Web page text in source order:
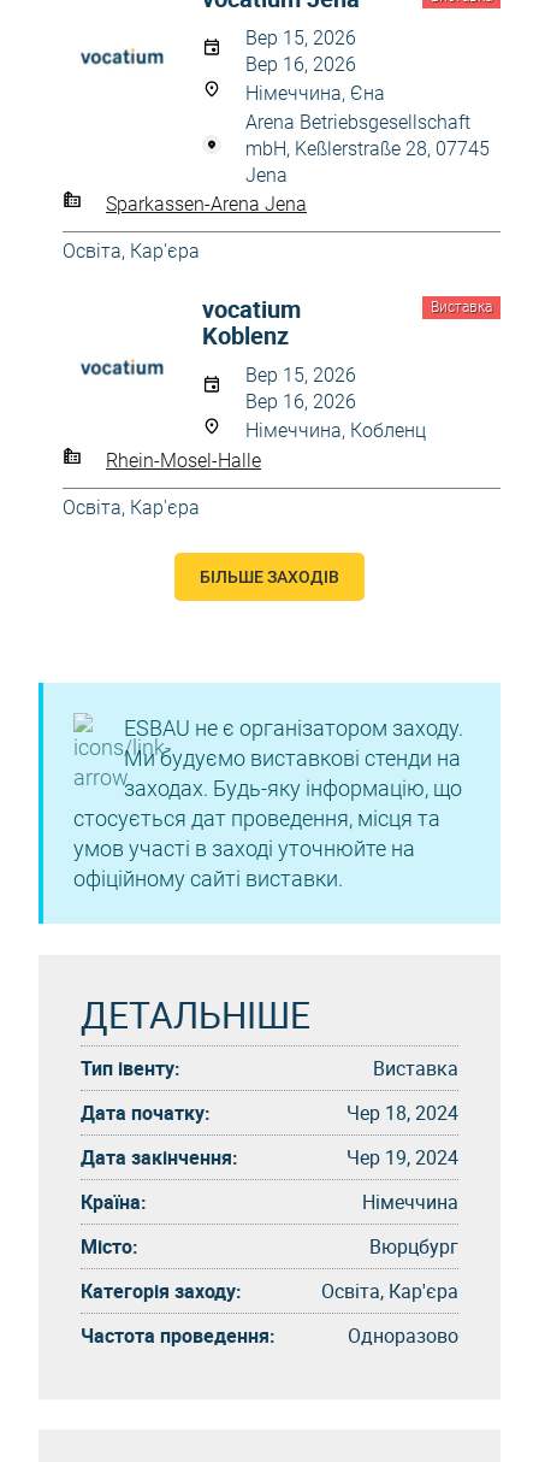
Вер 15, 2026
Вер 16, 2026
Німеччина, Єна
Arena Betriebsgesellschaft
mbH, Keßlerstraße 28, 07745
Jena
Sparkassen-Arena Jena
Освіта, Кар'єра
Виставка
vocatium
Koblenz
Вер 15, 2026
Вер 16, 2026
Німеччина, Кобленц
Rhein-Mosel-Halle
Освіта, Кар'єра
БІЛЬШЕ ЗАХОДІВ
ESBAU не є організатором заходу.
Ми будуємо виставкові стенди на
заходах. Будь-яку інформацію, що
стосується дат проведення, місця та
умов участі в заході уточнюйте на
офіційному сайті виставки.
ДЕТАЛЬНІШЕ
Тип івенту:
Виставка
Дата початку:
Чер 18, 2024
Дата закінчення:
Чер 19, 2024
Країна:
Німеччина
Місто:
Вюрцбург
Категорія заходу:
Освіта, Кар'єра
Частота проведення:
Одноразово